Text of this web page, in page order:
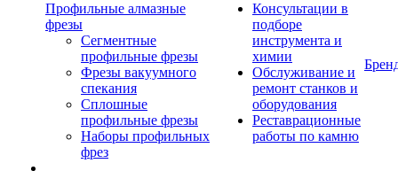
Профильные алмазные
фрезы
Сегментные
профильные фрезы
Фрезы вакуумного
спекания
Сплошные
профильные фрезы
Наборы профильных
фрез
Консультации в
подборе
инструмента и
химии
Обслуживание и
ремонт станков и
оборудования
Реставрационные
работы по камню